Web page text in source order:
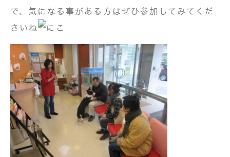
で、気になる事がある方はぜひ参加してみてくだ
さいね